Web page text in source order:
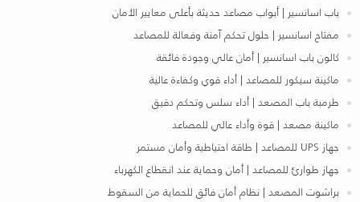
باب اسانسير | أبواب مصاعد حديثة بأعلى معايير الأمان
مفتاح اسانسير | حلول تحكم آمنة وفعالة للمصاعد
كالون باب اسانسير | أمان عالي وجودة فائقة
ماكينة سيكور للمصاعد | أداء قوي وكفاءة عالية
طرمبة باب المصعد | أداء سلس وتحكم دقيق
ماكينة مصعد | قوة وأداء عالي للمصاعد
جهاز UPS للمصاعد | طاقة احتياطية وأمان مستمر
جهاز طوارئ للمصاعد | أمان وحماية عند انقطاع الكهرباء
براشوت المصعد | نظام أمان فائق للحماية من السقوط